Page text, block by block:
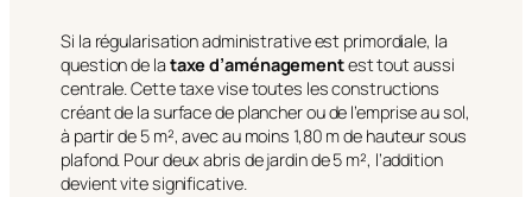
Si la régularisation administrative est primordiale, la
question de la taxe d’aménagementest tout aussi
centrale. Cette taxe vise toutes les constructions
créant de la surface de plancher ou de l’emprise au sol,
à partir de 5 m², avec au moins 1,80 m de hauteur sous
plafond. Pour deux abris de jardin de 5 m², l’addition
devient vite significative.